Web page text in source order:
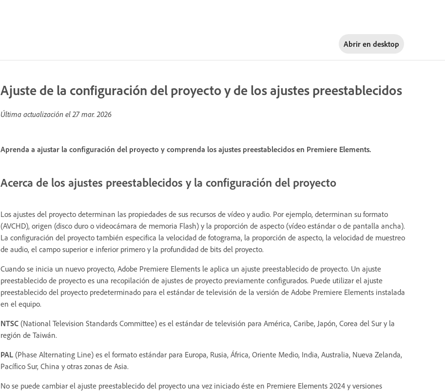
Abrir en desktop
Ajuste de la configuración del proyecto y de los ajustes preestablecidos
Última actualización el27 mar. 2026
Aprenda a ajustar la configuración del proyecto y comprenda los ajustes preestablecidos en Premiere Elements.
Acerca de los ajustes preestablecidos y la configuración del proyecto
Los ajustes del proyecto determinan las propiedades de sus recursos de vídeo y audio. Por ejemplo, determinan su formato
(AVCHD), origen (disco duro o videocámara de memoria Flash) y la proporción de aspecto (vídeo estándar o de pantalla ancha).
La configuración del proyecto también especifica la velocidad de fotograma, la proporción de aspecto, la velocidad de muestreo
de audio, el campo superior e inferior primero y la profundidad de bits del proyecto.
Cuando se inicia un nuevo proyecto, Adobe Premiere Elements le aplica un ajuste preestablecido de proyecto. Un ajuste
preestablecido de proyecto es una recopilación de ajustes de proyecto previamente configurados. Puede utilizar el ajuste
preestablecido del proyecto predeterminado para el estándar de televisión de la versión de Adobe Premiere Elements instalada
en el equipo.
NTSC (National Television Standards Committee) es el estándar de televisión para América, Caribe, Japón, Corea del Sur y la
región de Taiwán.
PAL (Phase Alternating Line) es el formato estándar para Europa, Rusia, África, Oriente Medio, India, Australia, Nueva Zelanda,
Pacífico Sur, China y otras zonas de Asia.
No se puede cambiar el ajuste preestablecido del proyecto una vez iniciado éste en Premiere Elements 2024 y versiones